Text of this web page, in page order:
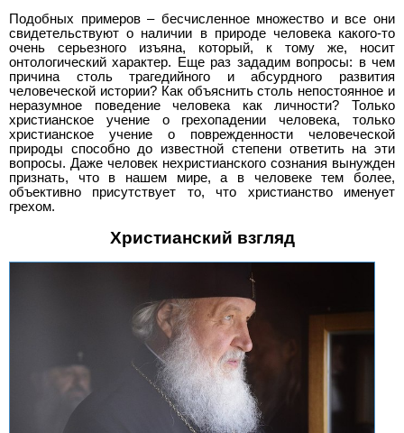
Подобных примеров – бесчисленное множество и все они
свидетельствуют о наличии в природе человека какого-то
очень серьезного изъяна, который, к тому же, носит
онтологический характер. Еще раз зададим вопросы: в чем
причина столь трагедийного и абсурдного развития
человеческой истории? Как объяснить столь непостоянное и
неразумное поведение человека как личности? Только
христианское учение о грехопадении человека, только
христианское учение о поврежденности человеческой
природы способно до известной степени ответить на эти
вопросы. Даже человек нехристианского сознания вынужден
признать, что в нашем мире, а в человеке тем более,
объективно присутствует то, что христианство именует
грехом.
Христианский взгляд